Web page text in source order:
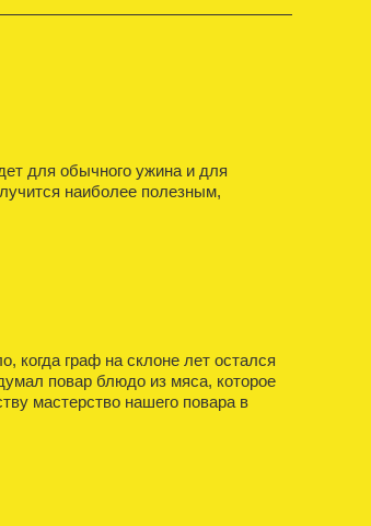
для обычного ужина и для
наиболее полезным,
когда граф на склоне лет остался
повар блюдо из мяса, которое
мастерство нашего повара в